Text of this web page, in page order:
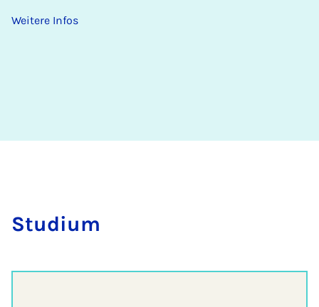
Weitere Infos
Stu­di­um